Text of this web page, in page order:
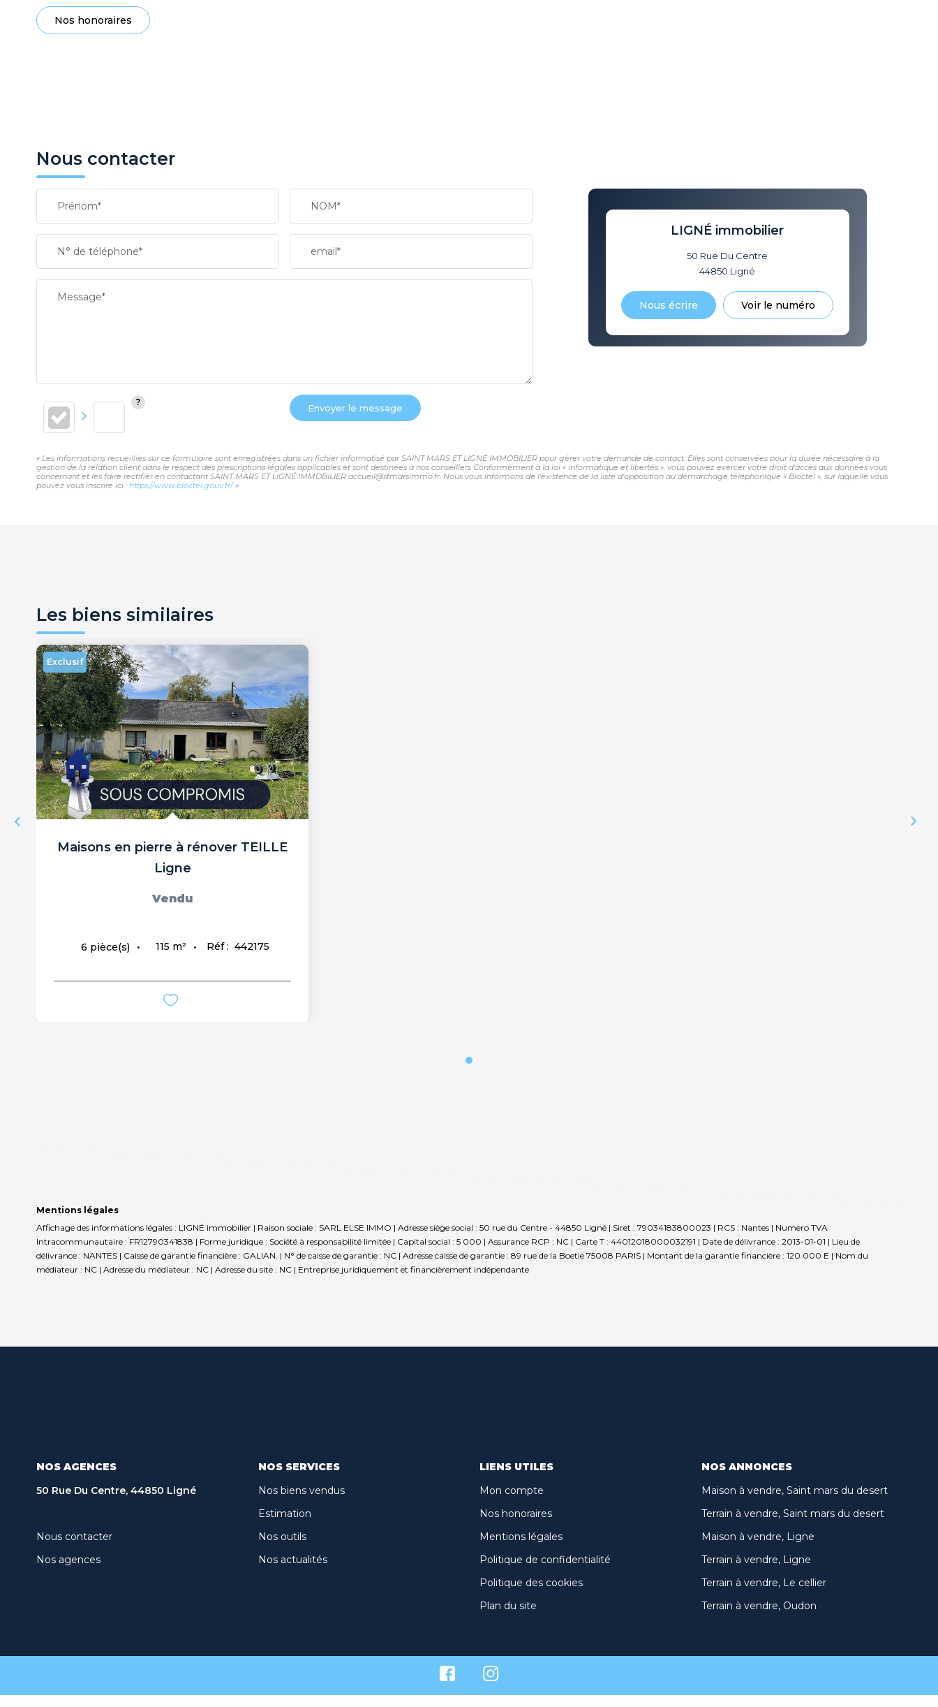
Nos honoraires
Nous contacter
Prénom* NOM*
N° de téléphone* email*
Message*
Envoyer le message
LIGNÉ immobilier
50 Rue Du Centre
44850 Ligné
Nous écrire Voir le numéro
« Les informations recueillies sur ce formulaire sont enregistrées dans un fichier informatisé par SAINT MARS ET LIGNÉ IMMOBILIER pour gérer votre demande de contact. Elles sont conservées pour la durée nécessaire à la
gestion de la relation client dans le respect des prescriptions légales applicables et sont destinées à nos conseillers Conformément à la loi « informatique et libertés », vous pouvez exercer votre droit d'accès aux données vous
concernant et les faire rectifier en contactant SAINT MARS ET LIGNÉ IMMOBILIER accueil@stmarsimmo.fr. Nous vous informons de l'existence de la liste d'opposition au démarchage téléphonique « Bloctel », sur laquelle vous
pouvez vous inscrire ici : https://www.bloctel.gouv.fr/»
Les biens similaires
Exclusif
Maisons en pierre à rénover TEILLE
Ligne
Vendu
6 pièce(s) 115 m² Réf : 442175
Mentions légales
Affichage des informations légales : LIGNÉ immobilier | Raison sociale : SARL ELSE IMMO | Adresse siège social : 50 rue du Centre - 44850 Ligné | Siret : 79034183800023 | RCS : Nantes | Numero TVA
Intracommunautaire : FR12790341838 | Forme juridique : Société à responsabilité limitée | Capital social : 5 000 | Assurance RCP : NC | Carte T : 44012018000032191 | Date de délivrance : 2013-01-01 | Lieu de
délivrance : NANTES | Caisse de garantie financière : GALIAN. | N° de caisse de garantie : NC | Adresse caisse de garantie : 89 rue de la Boetie 75008 PARIS | Montant de la garantie financière : 120 000 E | Nom du
médiateur : NC | Adresse du médiateur : NC | Adresse du site : NC | Entreprise juridiquement et financièrement indépendante
NOS AGENCES
50 Rue Du Centre, 44850 Ligné
Nous contacter
Nos agences
NOS SERVICES
Nos biens vendus
Estimation
Nos outils
Nos actualités
LIENS UTILES
Mon compte
Nos honoraires
Mentions légales
Politique de confidentialité
Politique des cookies
Plan du site
NOS ANNONCES
Maison à vendre, Saint mars du desert
Terrain à vendre, Saint mars du desert
Maison à vendre, Ligne
Terrain à vendre, Ligne
Terrain à vendre, Le cellier
Terrain à vendre, Oudon